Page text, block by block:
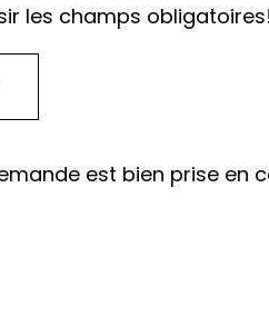
les champs
est bien prise en